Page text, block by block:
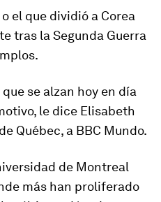
el que dividió a Corea
tras la Segunda Guerra
se alzan hoy en día
le dice Elisabeth
Québec, a BBC Mundo.
de Montreal
más han proliferado